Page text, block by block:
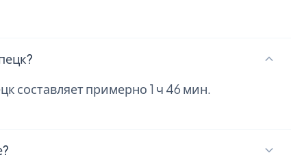
составляет примерно 1 ч 46 мин.